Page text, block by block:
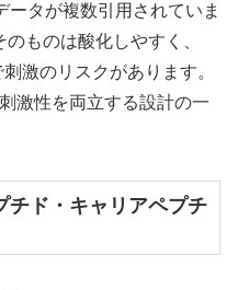
ータが複数引用されていま
ものは酸化しやすく、
激のリスクがあります。
激性を両立する設計の一
チド・キャリアペプチ